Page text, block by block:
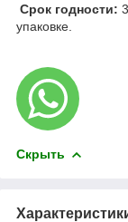
Срок годности:
упаковке.
Скрыть